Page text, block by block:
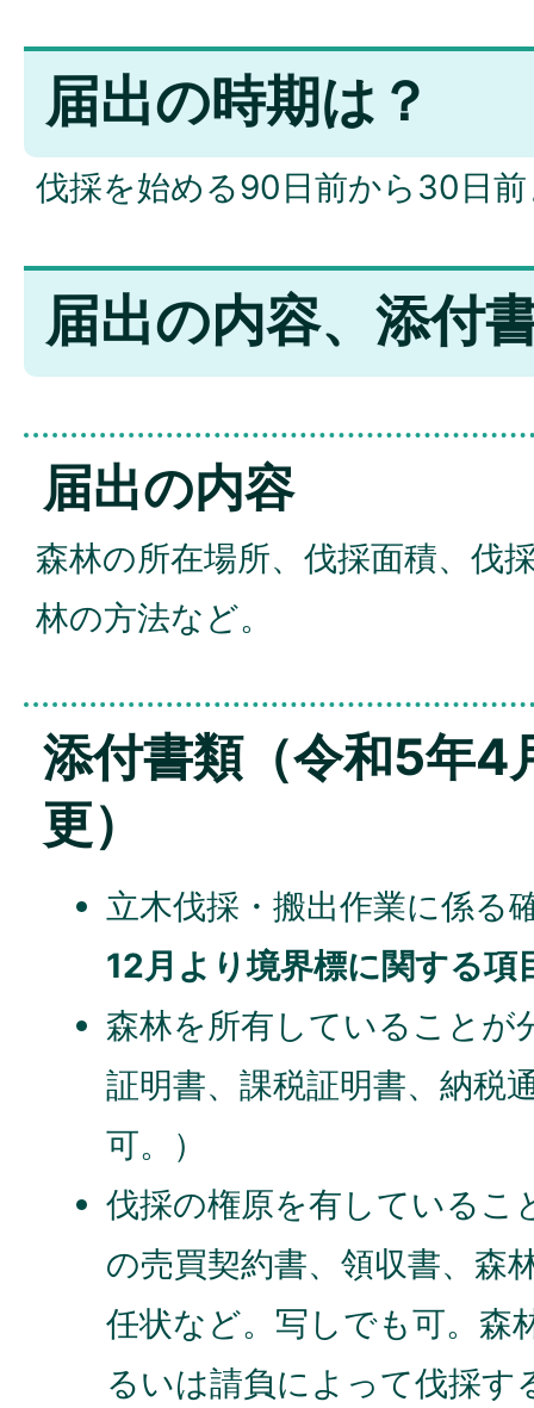
届出の時期は？
伐採を始める90日前から30日
届出の内容、添付
届出の内容
森林の所在場所、伐採面積、伐
林の方法など。
添付書類（令和5年4
更）
立木伐採・搬出作業に係る
12月より境界標に関する項
森林を所有していることが
証明書、課税証明書、納税
可。）
伐採の権原を有しているこ
の売買契約書、領収書、森
任状など。写しでも可。森
るいは請負によって伐採す